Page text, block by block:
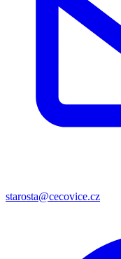
starosta@cecovice.cz